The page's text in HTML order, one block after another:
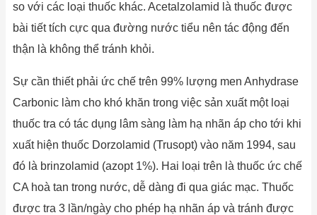
so với các loại thuốc khác. Acetalzolamid là thuốc được
bài tiết tích cực qua đường nước tiểu nên tác động đến
thận là không thể tránh khỏi.
Sự cần thiết phải ức chế trên 99% lượng men Anhydrase
Carbonic làm cho khó khăn trong việc sản xuất một loại
thuốc tra có tác dụng lâm sàng làm hạ nhãn áp cho tới khi
xuất hiện thuốc Dorzolamid (Trusopt) vào năm 1994, sau
đó là brinzolamid (azopt 1%). Hai loại trên là thuốc ức chế
CA hoà tan trong nước, dễ dàng đi qua giác mạc. Thuốc
được tra 3 lần/ngày cho phép hạ nhãn áp và tránh được